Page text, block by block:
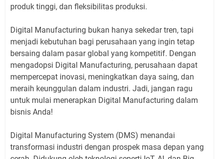
produk tinggi, dan fleksibilitas produksi.
Digital Manufacturing bukan hanya sekedar tren, tapi
menjadi kebutuhan bagi perusahaan yang ingin tetap
bersaing dalam pasar global yang kompetitif. Dengan
mengadopsi Digital Manufacturing, perusahaan dapat
mempercepat inovasi, meningkatkan daya saing, dan
meraih keunggulan dalam industri. Jadi, jangan ragu
untuk mulai menerapkan Digital Manufacturing dalam
bisnis Anda!
Digital Manufacturing System (DMS) menandai
transformasi industri dengan prospek masa depan yang